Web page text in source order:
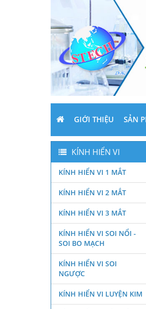
GIỚI THIỆU SẢN
KÍNH HIỂN VI
KÍNH HIỂN VI 1 MẮT
KÍNH HIỂN VI 2 MẮT
KÍNH HIỂN VI 3 MẮT
KÍNH HIỂN VI SOI NỔI -
SOI BO MẠCH
KÍNH HIỂN VI SOI
NGƯỢC
KÍNH HIỂN VI LUYỆN KIM